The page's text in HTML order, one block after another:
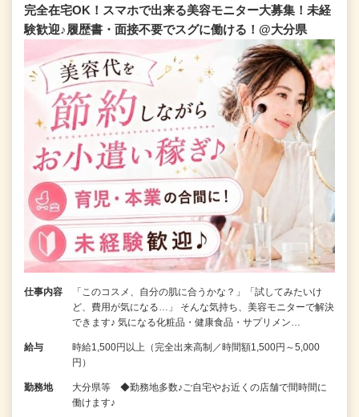
完全在宅OK！スマホで出来る美容モニター大募集！未経
験歓迎♪履歴書・面接不要でスグに働ける！@大分県
仕事内容
「このコスメ、自分の肌に合うかな？」「試してみたいけ
ど、費用が気になる…」 そんな気持ち、美容モニターで解決
できます♪ 気になる化粧品・健康食品・サプリメン…
給与
時給1,500円以上（完全出来高制／時間額1,500円～5,000
円）
勤務地
大分県等 ◆勤務地多数♪ご自宅やお近くの店舗で間時間に
働けます♪